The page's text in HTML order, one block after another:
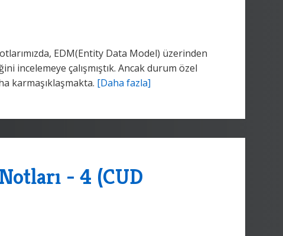
EDM(Entity Data Model) üzerinden
incelemeye çalışmıştık. Ancak durum özel
karmaşıklaşmakta. [Daha fazla]
- 4 (CUD